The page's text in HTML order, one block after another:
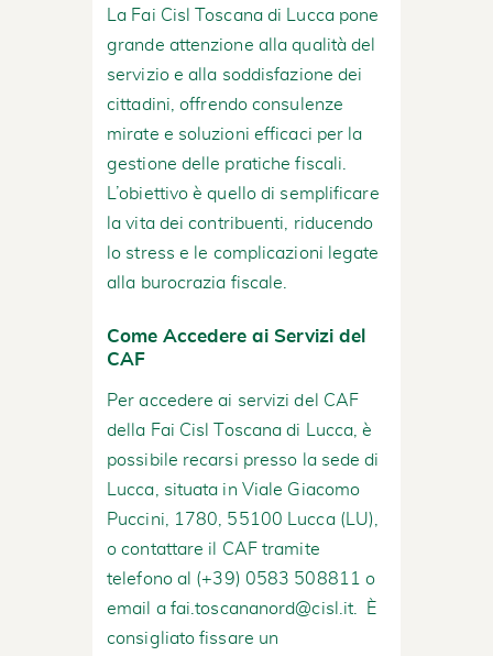
La Fai Cisl Toscana di Lucca pone
grande attenzione alla qualità del
servizio e alla soddisfazione dei
cittadini, offrendo consulenze
mirate e soluzioni efficaci per la
gestione delle pratiche fiscali.
L’obiettivo è quello di semplificare
la vita dei contribuenti, riducendo
lo stress e le complicazioni legate
alla burocrazia fiscale.
Come Accedere ai Servizi del
CAF
Per accedere ai servizi del CAF
della Fai Cisl Toscana di Lucca, è
possibile recarsi presso la sede di
Lucca, situata in Viale Giacomo
Puccini, 1780, 55100 Lucca (LU),
o contattare il CAF tramite
telefono al (+39) 0583 508811 o
email a fai.toscananord@cisl.it . È
consigliato fissare un